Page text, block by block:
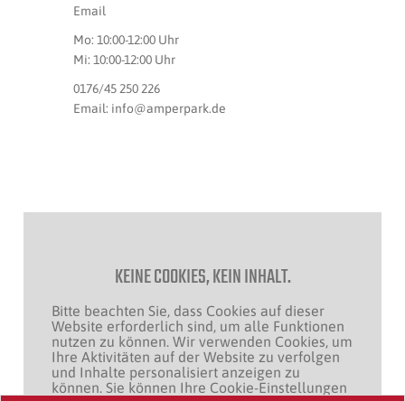
Email
Mo: 10:00-12:00 Uhr
Mi: 10:00-12:00 Uhr
0176/45 250 226
Email: info@amperpark.de
Amperpark Freizeitportanlage
KEINE COOKIES, KEIN INHALT.
Bitte beachten Sie, dass Cookies auf dieser
Website erforderlich sind, um alle Funktionen
nutzen zu können. Wir verwenden Cookies, um
Ihre Aktivitäten auf der Website zu verfolgen
und Inhalte personalisiert anzeigen zu
können. Sie können Ihre Cookie-Einstellungen